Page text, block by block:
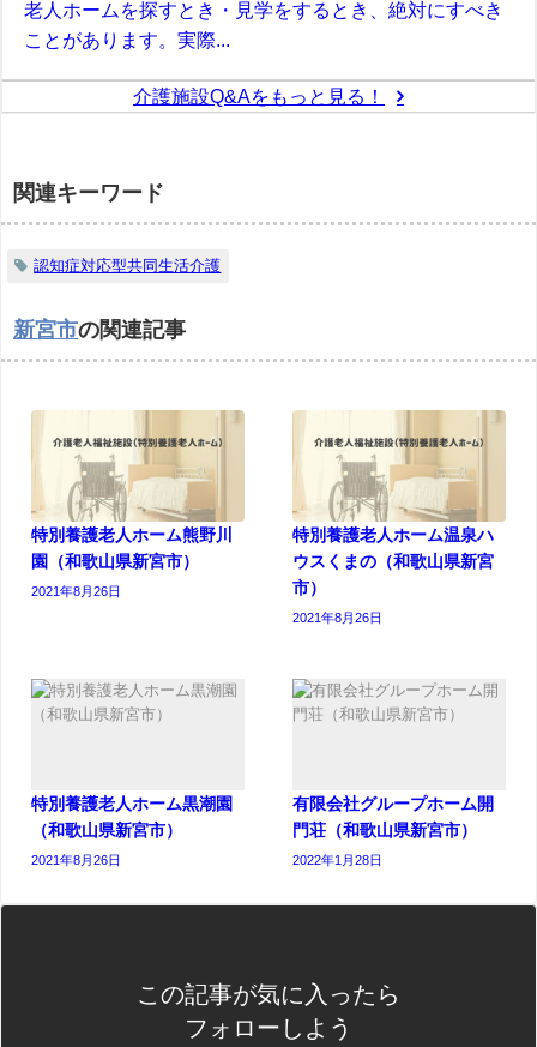
老人ホームを探すとき・見学をするとき、絶対にすべき
ことがあります。実際...
介護施設Q&Aをもっと見る！
関連キーワード
認知症対応型共同生活介護
新宮市の関連記事
特別養護老人ホーム熊野川
園（和歌山県新宮市）
2021年8月26日
特別養護老人ホーム温泉ハ
ウスくまの（和歌山県新宮
市）
2021年8月26日
特別養護老人ホーム黒潮園
（和歌山県新宮市）
2021年8月26日
有限会社グループホーム開
門荘（和歌山県新宮市）
2022年1月28日
この記事が気に入ったら
フォローしよう